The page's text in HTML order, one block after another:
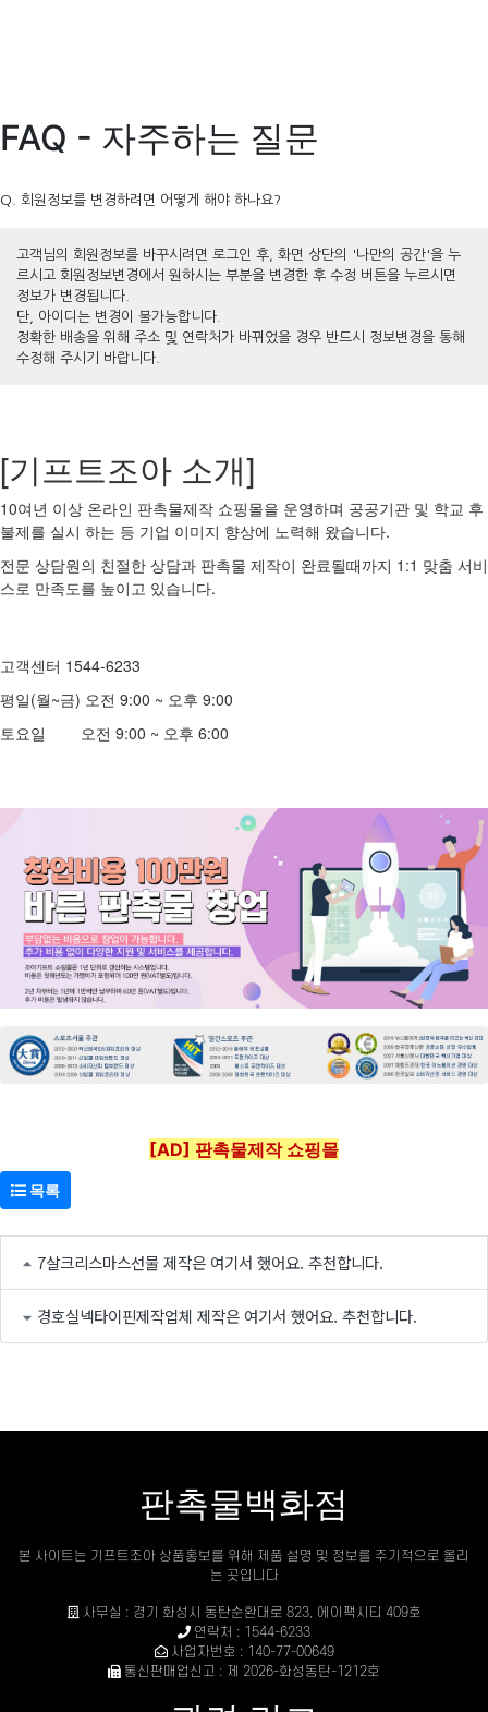
FAQ - 자주하는 질문
Q. 회원정보를 변경하려면 어떻게 해야 하나요?
고객님의 회원정보를 바꾸시려면 로그인 후, 화면 상단의 '나만의 공간'을 누
르시고 회원정보변경에서 원하시는 부분을 변경한 후 수정 버튼을 누르시면
정보가 변경됩니다.
단, 아이디는 변경이 불가능합니다.
정확한 배송을 위해 주소 및 연락처가 바뀌었을 경우 반드시 정보변경을 통해
수정해 주시기 바랍니다.
[기프트조아 소개]
10여년 이상 온라인 판촉물제작 쇼핑몰을 운영하며 공공기관 및 학교 후
불제를 실시 하는 등 기업 이미지 향상에 노력해 왔습니다.
전문 상담원의 친절한 상담과 판촉물 제작이 완료될때까지 1:1 맞춤 서비
스로 만족도를 높이고 있습니다.
고객센터 1544-6233
평일(월~금) 오전 9:00 ~ 오후 9:00
토요일 오전 9:00 ~ 오후 6:00
[AD] 판촉물제작 쇼핑몰
목록
7살크리스마스선물 제작은 여기서 했어요. 추천합니다.
경호실넥타이핀제작업체 제작은 여기서 했어요. 추천합니다.
판촉물백화점
본 사이트는 기프트조아 상품홍보를 위해 제품 설명 및 정보를 주기적으로 올리
는 곳입니다
사무실 : 경기 화성시 동탄순환대로 823, 에이팩시티 409호
연락처 : 1544-6233
사업자번호 : 140-77-00649
통신판매업신고 : 제 2026-화성동탄-1212호